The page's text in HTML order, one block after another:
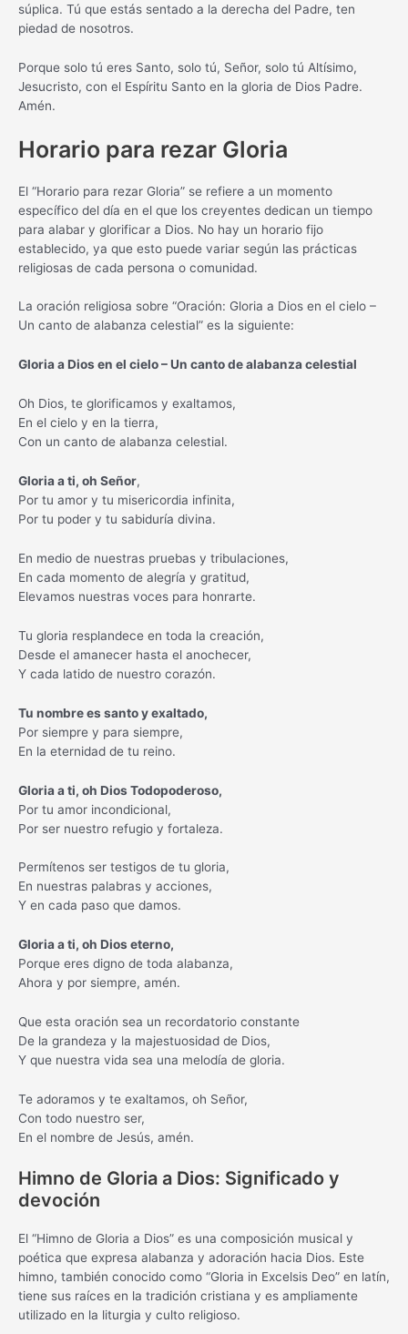
súplica. Tú que estás sentado a la derecha del Padre, ten
piedad de nosotros.
Porque solo tú eres Santo, solo tú, Señor, solo tú Altísimo,
Jesucristo, con el Espíritu Santo en la gloria de Dios Padre.
Amén.
Horario para rezar Gloria
El “Horario para rezar Gloria” se refiere a un momento
específico del día en el que los creyentes dedican un tiempo
para alabar y glorificar a Dios. No hay un horario fijo
establecido, ya que esto puede variar según las prácticas
religiosas de cada persona o comunidad.
La oración religiosa sobre “Oración: Gloria a Dios en el cielo –
Un canto de alabanza celestial” es la siguiente:
Gloria a Dios en el cielo – Un canto de alabanza celestial
Oh Dios, te glorificamos y exaltamos,
En el cielo y en la tierra,
Con un canto de alabanza celestial.
Gloria a ti, oh Señor,
Por tu amor y tu misericordia infinita,
Por tu poder y tu sabiduría divina.
En medio de nuestras pruebas y tribulaciones,
En cada momento de alegría y gratitud,
Elevamos nuestras voces para honrarte.
Tu gloria resplandece en toda la creación,
Desde el amanecer hasta el anochecer,
Y cada latido de nuestro corazón.
Tu nombre es santo y exaltado,
Por siempre y para siempre,
En la eternidad de tu reino.
Gloria a ti, oh Dios Todopoderoso,
Por tu amor incondicional,
Por ser nuestro refugio y fortaleza.
Permítenos ser testigos de tu gloria,
En nuestras palabras y acciones,
Y en cada paso que damos.
Gloria a ti, oh Dios eterno,
Porque eres digno de toda alabanza,
Ahora y por siempre, amén.
Que esta oración sea un recordatorio constante
De la grandeza y la majestuosidad de Dios,
Y que nuestra vida sea una melodía de gloria.
Te adoramos y te exaltamos, oh Señor,
Con todo nuestro ser,
En el nombre de Jesús, amén.
Himno de Gloria a Dios: Significado y
devoción
El “Himno de Gloria a Dios” es una composición musical y
poética que expresa alabanza y adoración hacia Dios. Este
himno, también conocido como “Gloria in Excelsis Deo” en latín,
tiene sus raíces en la tradición cristiana y es ampliamente
utilizado en la liturgia y culto religioso.